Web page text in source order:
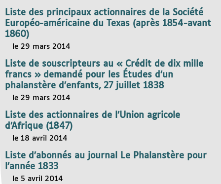
Liste des principaux actionnaires de la Société
Européo-américaine du Texas (après 1854-avant
1860)
le 29 mars 2014
Liste de souscripteurs au « Crédit de dix mille
francs » demandé pour les Études d’un
phalanstère d’enfants, 27 juillet 1838
le 29 mars 2014
Liste des actionnaires de l’Union agricole
d’Afrique (1847)
le 18 avril 2014
Liste d’abonnés au journal Le Phalanstère pour
l’année 1833
le 5 avril 2014